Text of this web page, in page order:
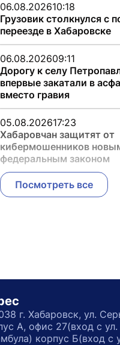
06.08.202610:18
Грузовик столкнулся с
переезде в Хабаровске
06.08.202609:11
Дорогу к селу
впервые закатали в
вместо гравия
05.08.202617:23
Хабаровчан защитят от
кибермошенников
федеральным законом
Посмотреть все
г. Хабаровск, ул.
А, офис 27(вход с ул.
корпус Б(вход с